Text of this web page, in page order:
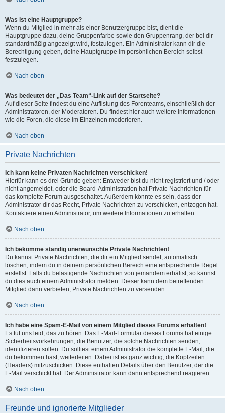
Was ist eine Hauptgruppe?
Wenn du Mitglied in mehr als einer Benutzergruppe bist, dient die
Hauptgruppe dazu, deine Gruppenfarbe sowie den Gruppenrang, der bei dir
standardmäßig angezeigt wird, festzulegen. Ein Administrator kann dir die
Berechtigung geben, deine Hauptgruppe im persönlichen Bereich selbst
festzulegen.
Nach oben
Was bedeutet der „Das Team“-Link auf der Startseite?
Auf dieser Seite findest du eine Auflistung des Forenteams, einschließlich der
Administratoren, der Moderatoren. Du findest hier auch weitere Informationen
wie die Foren, die diese im Einzelnen moderieren.
Nach oben
Private Nachrichten
Ich kann keine Privaten Nachrichten verschicken!
Hierfür kann es drei Gründe geben: Entweder bist du nicht registriert und / oder
nicht angemeldet, oder die Board-Administration hat Private Nachrichten für
das komplette Forum ausgeschaltet. Außerdem könnte es sein, dass der
Administrator dir das Recht, Private Nachrichten zu verschicken, entzogen hat.
Kontaktiere einen Administrator, um weitere Informationen zu erhalten.
Nach oben
Ich bekomme ständig unerwünschte Private Nachrichten!
Du kannst Private Nachrichten, die dir ein Mitglied sendet, automatisch
löschen, indem du in deinem persönlichen Bereich eine entsprechende Regel
erstellst. Falls du belästigende Nachrichten von jemandem erhältst, so kannst
du dies auch einem Administrator melden. Dieser kann dem betreffenden
Mitglied dann verbieten, Private Nachrichten zu versenden.
Nach oben
Ich habe eine Spam-E-Mail von einem Mitglied dieses Forums erhalten!
Es tut uns leid, das zu hören. Das E-Mail-Formular dieses Forums hat einige
Sicherheitsvorkehrungen, die Benutzer, die solche Nachrichten senden,
identifizieren sollen. Du solltest einem Administrator die komplette E-Mail, die
du bekommen hast, weiterleiten. Dabei ist es ganz wichtig, die Kopfzeilen
(Headers) mitzuschicken. Diese enthalten Details über den Benutzer, der die
E-Mail verschickt hat. Der Administrator kann dann entsprechend reagieren.
Nach oben
Freunde und ignorierte Mitglieder